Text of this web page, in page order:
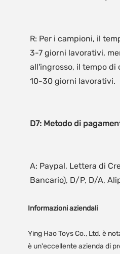
R: Per i campioni, il
3-7 giorni lavorativi,
all'ingrosso, il tempo di
A: Paypal, Lettera di
Informazioni aziendali
Ying Hao Toys Co., Ltd. è
è un'eccellente azienda di